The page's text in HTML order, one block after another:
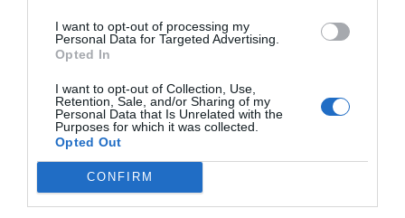
I want to opt-out of processing my
Personal Data for Targeted Advertising.
Opted In
I want to opt-out of Collection, Use,
Retention, Sale, and/or Sharing of my
Personal Data that Is Unrelated with the
Purposes for which it was collected.
Opted Out
CONFIRM